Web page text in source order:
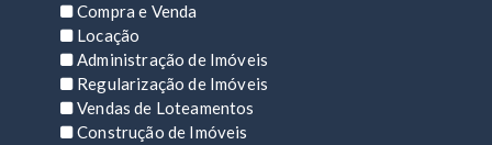
Compra e Venda
Locação
Administração de Imóveis
Regularização de Imóveis
Vendas de Loteamentos
Construção de Imóveis